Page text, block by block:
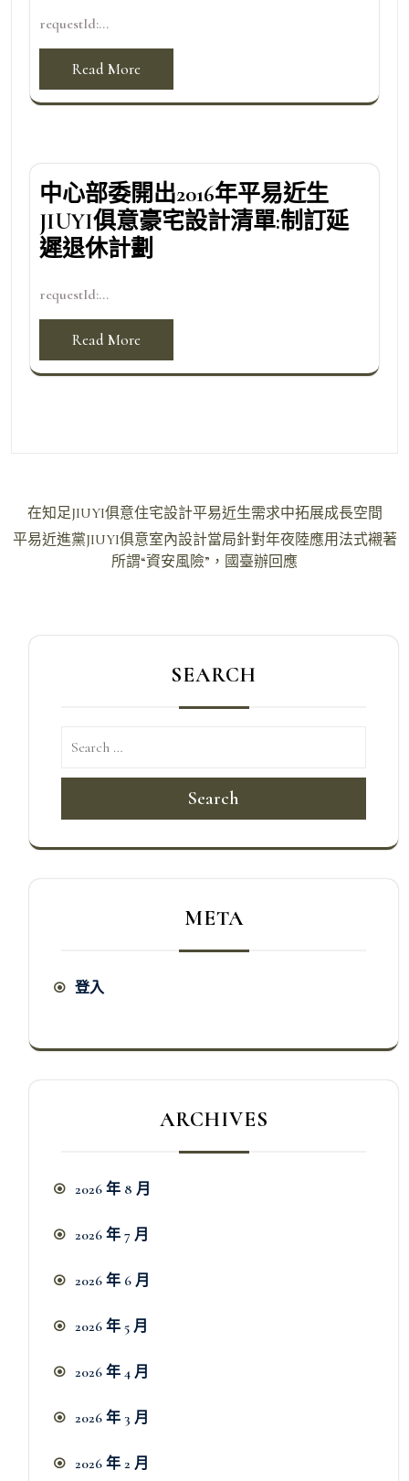
requestId:...
Read More
中心部委開出2016年平易近生
JIUYI俱意豪宅設計清單:制訂延
遲退休計劃
requestId:...
Read More
文
章
在知足JIUYI俱意住宅設計平易近生需求中拓展成長空間
平易近進黨JIUYI俱意室內設計當局針對年夜陸應用法式襯著
所謂“資安風險”，國臺辦回應
SEARCH
Search
META
登入
ARCHIVES
2026 年 8 月
2026 年 7 月
2026 年 6 月
2026 年 5 月
2026 年 4 月
2026 年 3 月
2026 年 2 月